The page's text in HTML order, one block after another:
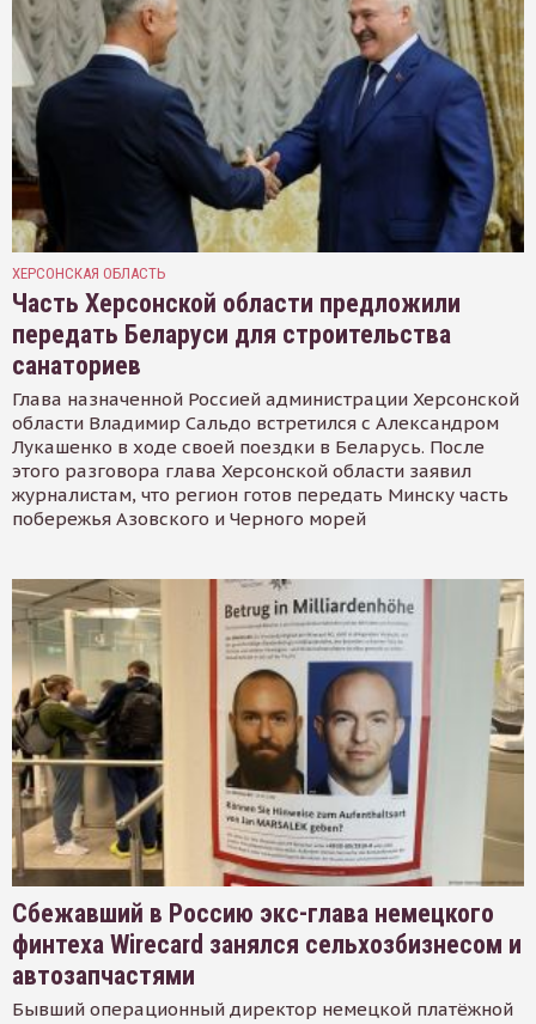
ХЕРСОНСКАЯ ОБЛАСТЬ
Часть Херсонской области предложили
передать Беларуси для строительства
санаториев
Глава назначенной Россией администрации Херсонской
области Владимир Сальдо встретился с Александром
Лукашенко в ходе своей поездки в Беларусь. После
этого разговора глава Херсонской области заявил
журналистам, что регион готов передать Минску часть
побережья Азовского и Черного морей
Сбежавший в Россию экс-глава немецкого
финтеха Wirecard занялся сельхозбизнесом и
автозапчастями
Бывший операционный директор немецкой платёжной